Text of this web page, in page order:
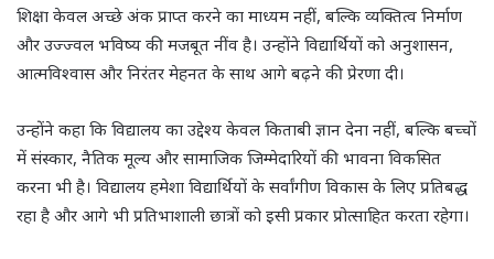
शिक्षा केवल अच्छे अंक प्राप्त करने का माध्यम नहीं, बल्कि व्यक्तित्व निर्माण
और उज्ज्वल भविष्य की मजबूत नींव है। उन्होंने विद्यार्थियों को अनुशासन,
आत्मविश्वास और निरंतर मेहनत के साथ आगे बढ़ने की प्रेरणा दी।
उन्होंने कहा कि विद्यालय का उद्देश्य केवल किताबी ज्ञान देना नहीं, बल्कि बच्चों
में संस्कार, नैतिक मूल्य और सामाजिक जिम्मेदारियों की भावना विकसित
करना भी है। विद्यालय हमेशा विद्यार्थियों के सर्वांगीण विकास के लिए प्रतिबद्ध
रहा है और आगे भी प्रतिभाशाली छात्रों को इसी प्रकार प्रोत्साहित करता रहेगा।